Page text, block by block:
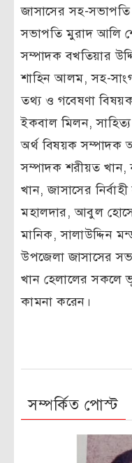
জাসাসের সহ-
সভাপতি মুরাদ আলি
সম্পাদক বখতিয়ার
শাহিন আলম, সহ-
তথ্য ও গবেষণা
ইকবাল মিলন,
অর্থ বিষয়ক সম্পাদক
সম্পাদক শরীয়ত খান,
খান, জাসাসের
মহালদার, আবুল
মানিক, সালাউদ্দিন
উপজেলা জাসাসের
খান হেলালের সকলে
কামনা করেন।
সম্পর্কিত পোস্ট